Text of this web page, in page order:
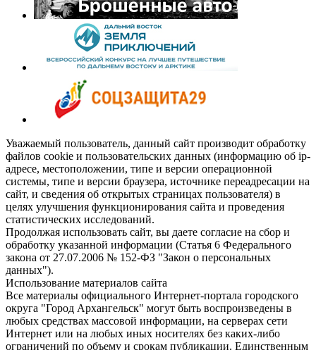
Уважаемый пользователь, данный сайт производит обработку
файлов cookie и пользовательских данных (информацию об ip-
адресе, местоположении, типе и версии операционной
системы, типе и версии браузера, источнике переадресации на
сайт, и сведения об открытых страницах пользователя) в
целях улучшения функционирования сайта и проведения
статистических исследований.
Продолжая использовать сайт, вы даете согласие на сбор и
обработку указанной информации (Статья 6 Федерального
закона от 27.07.2006 № 152-ФЗ "Закон о персональных
данных").
Использование материалов сайта
Все материалы официального Интернет-портала городского
округа "Город Архангельск" могут быть воспроизведены в
любых средствах массовой информации, на серверах сети
Интернет или на любых иных носителях без каких-либо
ограничений по объему и срокам публикации. Единственным